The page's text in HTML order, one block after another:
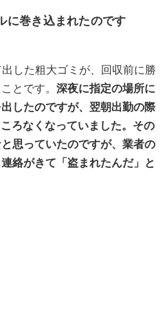
に巻き込まれたのです
した粗大ゴミが、回収前に勝
とです。 深夜に指定の場所に
したのですが、翌朝出勤の際
ろなくなっていました。その
思っていたのですが、業者の
絡がきて「盗まれたんだ」と